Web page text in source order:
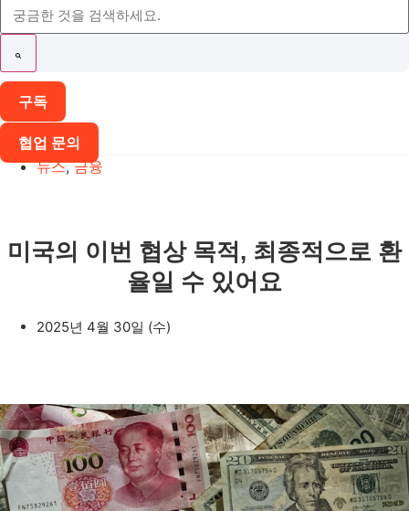
구독
협업 문의
뉴스,금융
미국의 이번 협상 목적, 최종적으로 환
율일 수 있어요
2025년 4월 30일 (수)